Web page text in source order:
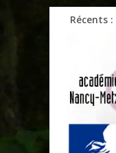
Récents :